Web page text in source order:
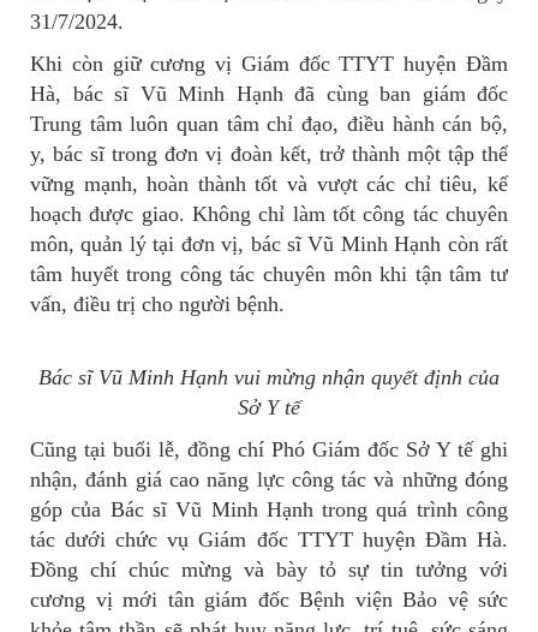
31/7/2024.
Khi còn giữ cương vị Giám đốc TTYT huyện Đầm
Hà, bác sĩ Vũ Minh Hạnh đã cùng ban giám đốc
Trung tâm luôn quan tâm chỉ đạo, điều hành cán bộ,
y, bác sĩ trong đơn vị đoàn kết, trở thành một tập thể
vững mạnh, hoàn thành tốt và vượt các chỉ tiêu, kế
hoạch được giao. Không chỉ làm tốt công tác chuyên
môn, quản lý tại đơn vị, bác sĩ Vũ Minh Hạnh còn rất
tâm huyết trong công tác chuyên môn khi tận tâm tư
vấn, điều trị cho người bệnh.
Bác sĩ Vũ Minh Hạnh vui mừng nhận quyết định của
Sở Y tế
Cũng tại buổi lễ, đồng chí Phó Giám đốc Sở Y tế ghi
nhận, đánh giá cao năng lực công tác và những đóng
góp của Bác sĩ Vũ Minh Hạnh trong quá trình công
tác dưới chức vụ Giám đốc TTYT huyện Đầm Hà.
Đồng chí chúc mừng và bày tỏ sự tin tưởng với
cương vị mới tân giám đốc Bệnh viện Bảo vệ sức